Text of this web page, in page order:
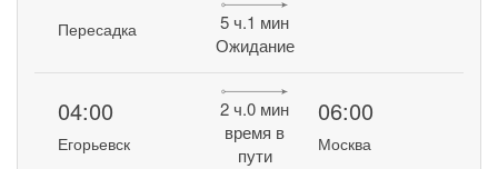
Пересадка
5 ч.1 мин
Ожидание
04:00
Егорьевск
2 ч.0 мин
время в
пути
06:00
Москва